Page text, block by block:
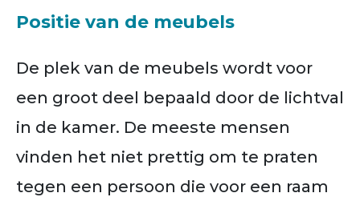
Positie van de meubels
De plek van de meubels wordt voor
een groot deel bepaald door de lichtval
in de kamer. De meeste mensen
vinden het niet prettig om te praten
tegen een persoon die voor een raam